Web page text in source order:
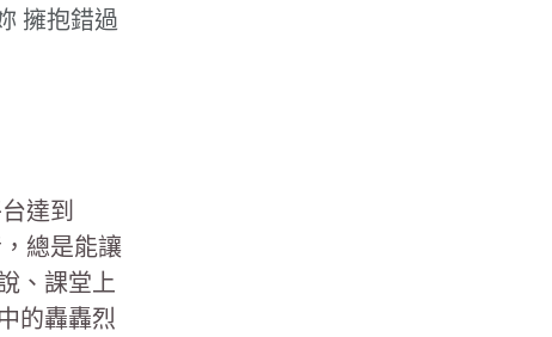
擁抱錯過
達到
總是能讓
、課堂上
的轟轟烈